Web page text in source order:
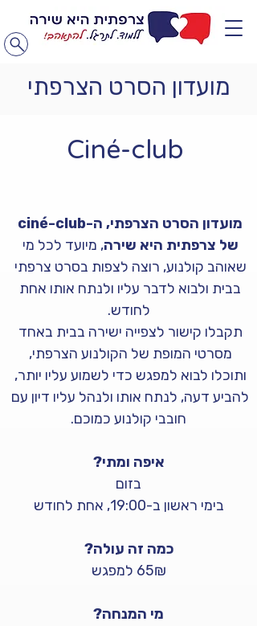
מועדון הסרט הצרפתי
Ciné-club
של צרפתית היא שירה, מיועד לכל מי
שאוהב קולנוע, רוצה לצפות בסרט צרפתי
בבית ולבוא לדבר עליו ולנתח אותו אחת
לחודש.
תקבלו קישור לצפייה ישירה בבית באחד
מסרטי המופת של הקולנוע הצרפתי,
ותוכלו לבוא למפגש כדי לשמוע עליו יותר,
להביע דעה, לנתח אותו ולנהל עליו דיון עם
חובבי קולנוע כמוכם.
איפה ומתי?
בזום
בימי ראשון ב-19:00, אחת לחודש
כמה זה עולה?
65₪ למפגש
מי המנחה?